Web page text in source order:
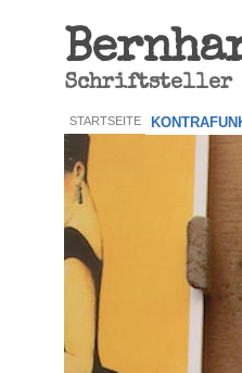
Schriftsteller
STARTSEITE